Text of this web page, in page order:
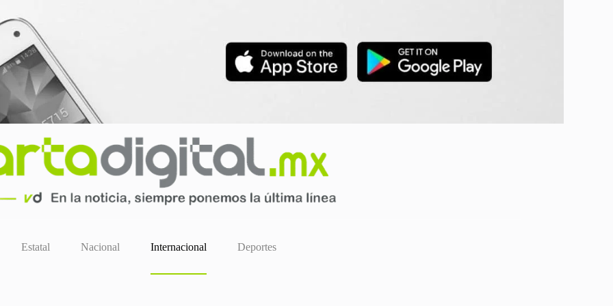
Estatal Nacional Internacional Deportes